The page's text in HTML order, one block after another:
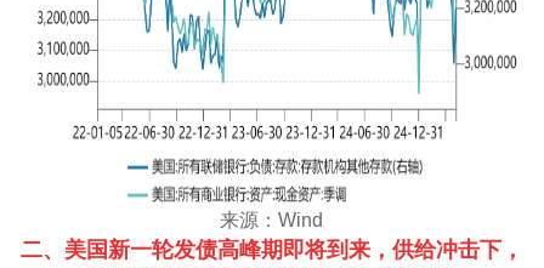
来源：Wind
二、美国新一轮发债高峰期即将到来，供给冲击下，